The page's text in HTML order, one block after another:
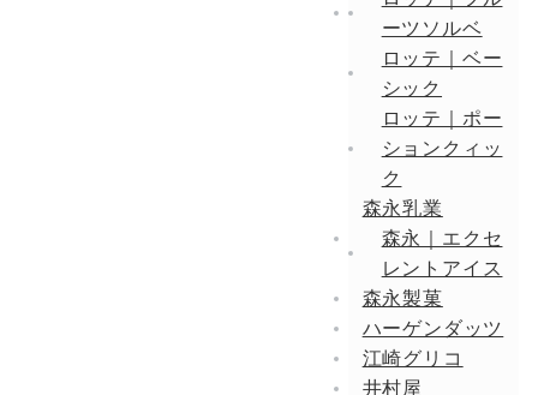
ーツソルベ
ロッテ｜ベー
シック
ロッテ｜ポー
ションクィッ
ク
森永乳業
森永｜エクセ
レントアイス
森永製菓
ハーゲンダッツ
江崎グリコ
井村屋